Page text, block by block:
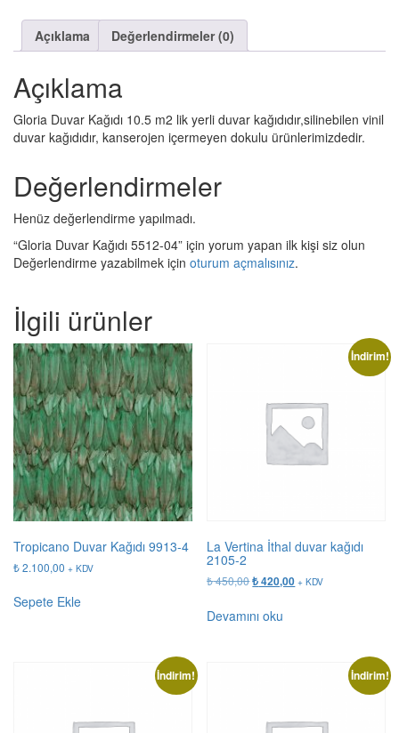
Açıklama Değerlendirmeler (0)
Açıklama
Gloria Duvar Kağıdı 10.5 m2 lik yerli duvar kağıdıdır,silinebilen vinil
duvar kağıdıdır, kanserojen içermeyen dokulu ürünlerimizdedir.
Değerlendirmeler
Henüz değerlendirme yapılmadı.
“Gloria Duvar Kağıdı 5512-04” için yorum yapan ilk kişi siz olun
Değerlendirme yazabilmek için oturum açmalısınız.
İlgili ürünler
Tropicano Duvar Kağıdı 9913-4
₺2.100,00 + KDV
Sepete Ekle
İndirim!
La Vertina İthal duvar kağıdı
2105-2
₺450,00Orijinal
₺ 450,00.
₺420,00Şu
+ KDV
Devamını oku
İndirim! İndirim!